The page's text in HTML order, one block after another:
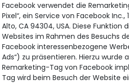
Facebook verwendet die
Pixel“, ein Service von Facebook Inc.,
Alto, CA 94304, USA. Diese Funktion
Websites im Rahmen des Besuchs
Facebook interessenbezogene
Ads“) zu präsentieren. Hierzu wurde
Remarketing-Tag von Facebook
Tag wird beim Besuch der Website